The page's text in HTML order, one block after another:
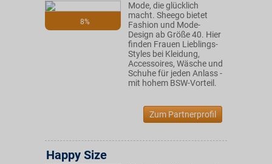
8%
Mode, die glücklich
macht. Sheego bietet
Fashion und Mode-
Design ab Größe 40. Hier
finden Frauen Lieblings-
Styles bei Kleidung,
Accessoires, Wäsche und
Schuhe für jeden Anlass -
mit hohem BSW-Vorteil.
Zum Partnerprofil
Happy Size